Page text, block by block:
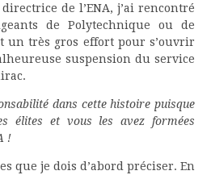
de l’ENA, j’ai rencontré
de Polytechnique ou de
un très gros effort pour s’ouvrir
suspension du service
dans cette histoire puisque
élites et vous les avez formées
!
que je dois d’abord préciser. En